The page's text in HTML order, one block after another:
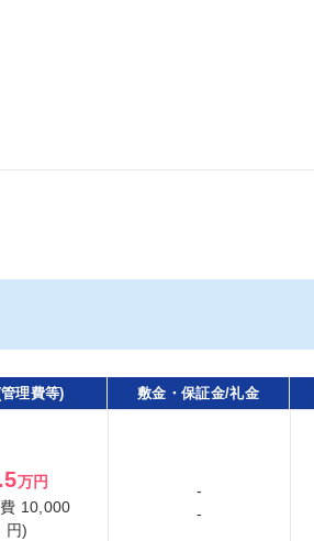
理費等) 敷金・保証金/礼金
万円
10,000
円)
-
-